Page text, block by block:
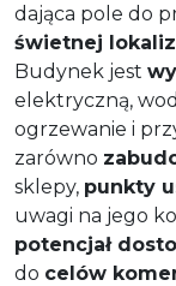
dająca pole do
świetnej
Budynek jest
elektryczną,
ogrzewanie i
zarówno
sklepy, punkty
uwagi na jego
potencjał
do celów